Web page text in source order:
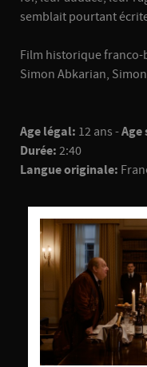
semblait pourtant écrite
Film historique franco-
Simon Abkarian,
Age légal: 12 ans -Age
Durée: 2:40
Langue originale: